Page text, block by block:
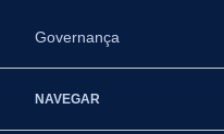
Governança
NAVEGAR